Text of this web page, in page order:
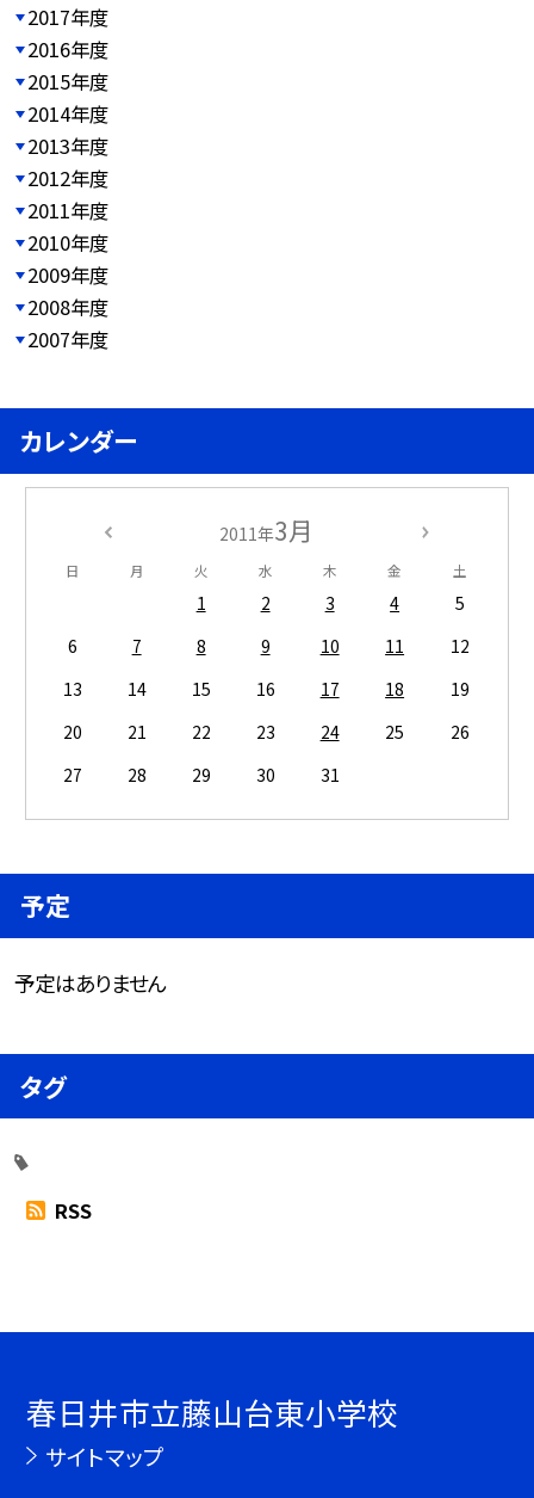
2017年度
2016年度
2015年度
2014年度
2013年度
2012年度
2011年度
2010年度
2009年度
2008年度
2007年度
カレンダー
2011年3月
日 月 火 水 木 金 土
1 2 3 4
5
6
7 8 9 10 11
12
13
14 15 16 17 18
19
20
21 22 23 24 25
26
27
28 29 30 31
予定
予定はありません
タグ
RSS
春日井市立藤山台東小学校
サイトマップ